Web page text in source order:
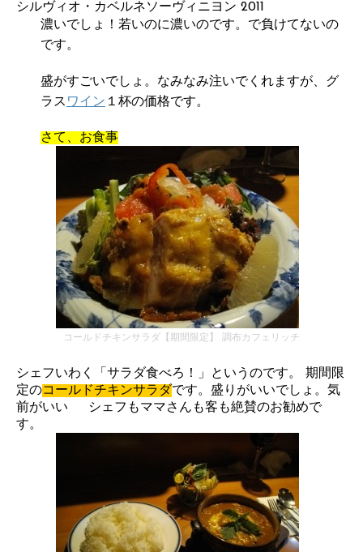
シルヴィオ・カベルネソーヴィニヨン 2011
濃いでしょ！若いのに濃いのです。で負けてないの
です。
盛がすごいでしょ。なみなみ注いでくれますが、グ
ラス ワイン １杯の価格です。
さて、お食事
コールドチキンサラダ【期間限定】 調布カフェリッチ
シェフいわく「サラダ食べろ！」というのです。 期間限
定のコールドチキンサラダです。盛りがいいでしょ。気
前がいい シェフもママさんも客も絶賛のお勧めで
す。